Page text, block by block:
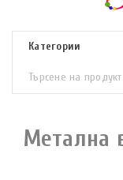
Метална